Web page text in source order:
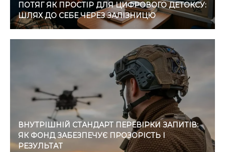
ПОТЯГ ЯК ПРОСТІР ДЛЯ ЦИФРОВОГО ДЕТОКСУ:
ШЛЯХ ДО СЕБЕ ЧЕРЕЗ ЗАЛІЗНИЦЮ
ВНУТРІШНІЙ СТАНДАРТ ПЕРЕВІРКИ ЗАПИТІВ:
ЯК ФОНД ЗАБЕЗПЕЧУЄ ПРОЗОРІСТЬ І
РЕЗУЛЬТАТ